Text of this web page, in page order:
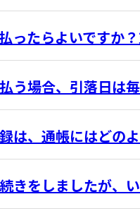
ったらよいですか
う場合、引落日は
は、通帳にはどの
きをしましたが、